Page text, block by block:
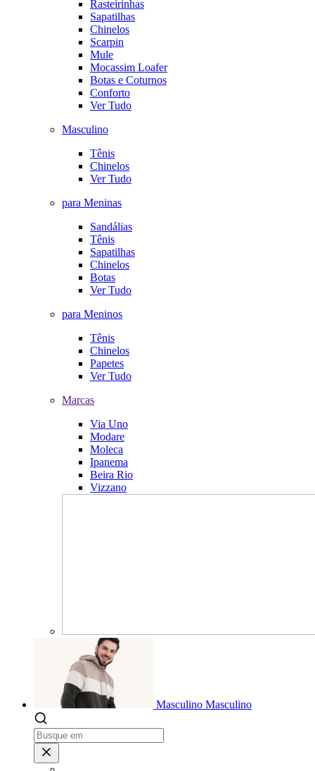
Rasteirinhas
Sapatilhas
Chinelos
Scarpin
Mule
Mocassim Loafer
Botas e Coturnos
Conforto
Ver Tudo
Masculino
Tênis
Chinelos
Ver Tudo
para Meninas
Sandálias
Tênis
Sapatilhas
Chinelos
Botas
Ver Tudo
para Meninos
Tênis
Chinelos
Papetes
Ver Tudo
Marcas
Via Uno
Modare
Moleca
Ipanema
Beira Rio
Vizzano
Masculino Masculino